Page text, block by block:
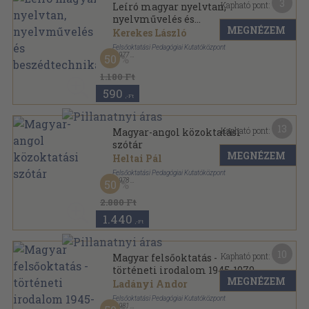
Leíró magyar nyelvtan,
nyelvművelés és
beszédtechnika
Kerekes László
Felsőoktatási Pedagógiai Kutatóközpont
, 1977
Tűzött kötés
1.180 Ft
50
590 ,-Ft
Kapható pont:
MEGNÉZEM
Magyar-angol közoktatási
szótár
Heltai Pál
Felsőoktatási Pedagógiai Kutatóközpont
, 1978
Tűzött kötés
2.880 Ft
50
1.440 ,-Ft
Kapható pont:
MEGNÉZEM
Magyar felsőoktatás -
történeti irodalom 1945-1979
Ladányi Andor
Felsőoktatási Pedagógiai Kutatóközpont
, 1981
Kapható pont:
MEGNÉZEM